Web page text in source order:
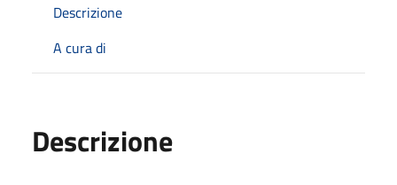
Descrizione
A cura di
Descrizione